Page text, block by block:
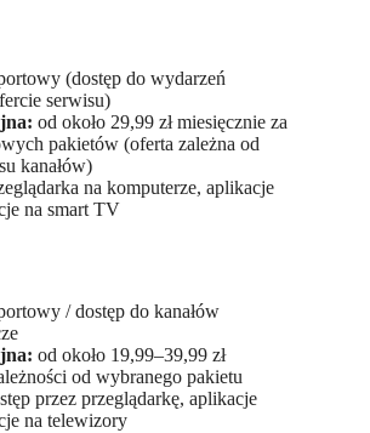
(dostęp do wydarzeń
serwisu)
od około 29,99 zł miesięcznie za
pakietów (oferta zależna od
kanałów)
na komputerze, aplikacje
na smart TV
/ dostęp do kanałów
od około 19,99–39,99 zł
od wybranego pakietu
przez przeglądarkę, aplikacje
na telewizory